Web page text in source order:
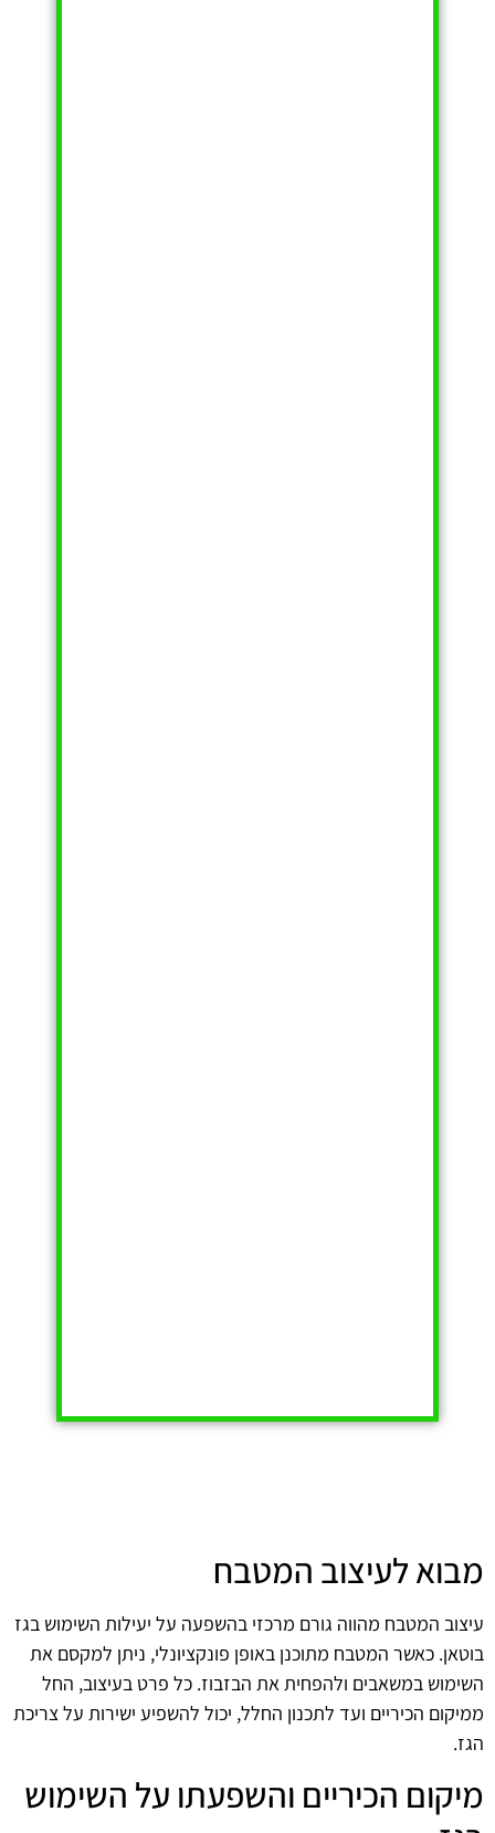
מבוא לעיצוב המטבח
עיצוב המטבח מהווה גורם מרכזי בהשפעה על יעילות השימוש בגז
בוטאן. כאשר המטבח מתוכנן באופן פונקציונלי, ניתן למקסם את
השימוש במשאבים ולהפחית את הבזבוז. כל פרט בעיצוב, החל
ממיקום הכיריים ועד לתכנון החלל, יכול להשפיע ישירות על צריכת
הגז.
מיקום הכיריים והשפעתו על השימוש